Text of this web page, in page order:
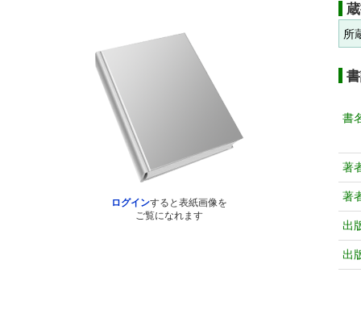
ログインすると表紙画像を
ご覧になれます
所
書
著
著
出
出